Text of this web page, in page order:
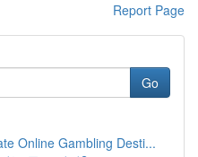
Report Page
Go
Online Gambling Desti...